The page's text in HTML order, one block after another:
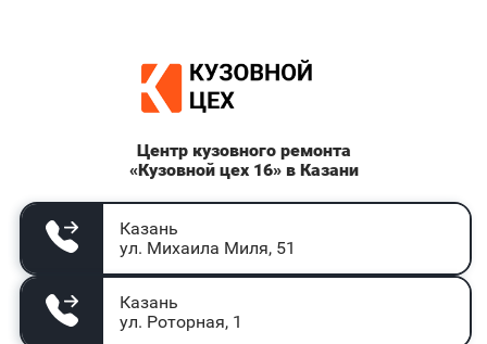
Центр кузовного ремонта
«Кузовной цех 16» в Казани
Казань
ул. Михаила Миля, 51
Казань
ул. Роторная, 1